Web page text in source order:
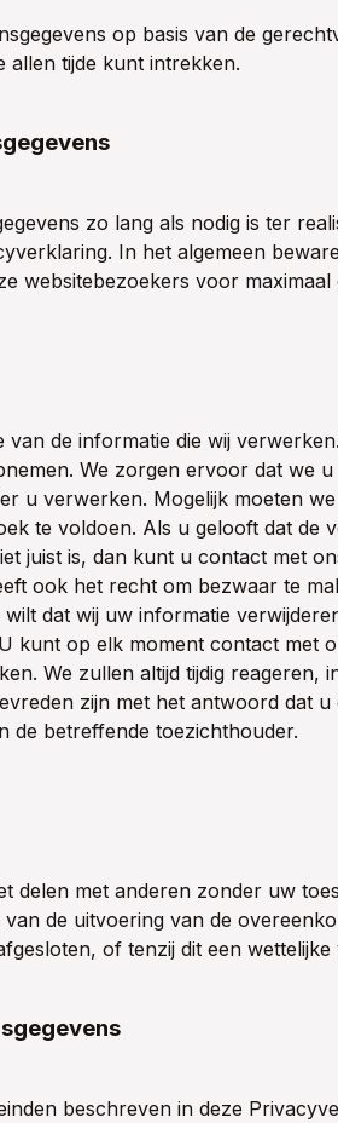
op basis van de
allen tijde kunt intrekken.
zo lang als nodig is ter
In het algemeen
websitebezoekers voor maximaal
van de informatie die wij
We zorgen ervoor dat we
u verwerken. Mogelijk moeten
te voldoen. Als u gelooft dat de
juist is, dan kunt u contact met
ook het recht om bezwaar te
dat wij uw informatie
kunt op elk moment contact met
We zullen altijd tijdig reageren,
zijn met het antwoord dat
de betreffende toezichthouder.
delen met anderen zonder uw
de uitvoering van de
of tenzij dit een wettelijke
beschreven in deze